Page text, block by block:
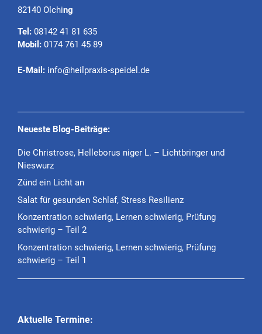
82140 Olching
Tel: 08142 41 81 635
Mobil: 0174 761 45 89
E-Mail: info@heilpraxis-speidel.de
Neueste Blog-Beiträge:
Die Christrose, Helleborus niger L. – Lichtbringer und
Nieswurz
Zünd ein Licht an
Salat für gesunden Schlaf, Stress Resilienz
Konzentration schwierig, Lernen schwierig, Prüfung
schwierig – Teil 2
Konzentration schwierig, Lernen schwierig, Prüfung
schwierig – Teil 1
Aktuelle Termine: